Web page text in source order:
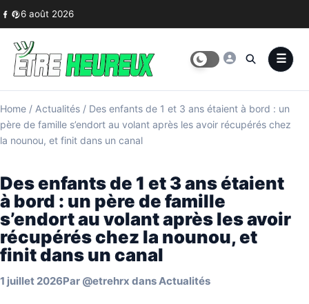
Skip to content
6 août 2026
Home / Actualités / Des enfants de 1 et 3 ans étaient à bord : un
père de famille s’endort au volant après les avoir récupérés chez
la nounou, et finit dans un canal
Des enfants de 1 et 3 ans étaient
à bord : un père de famille
s’endort au volant après les avoir
récupérés chez la nounou, et
finit dans un canal
1 juillet 2026Par @etrehrx dansActualités